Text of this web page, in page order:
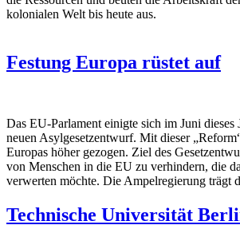
kolonialen Welt bis heute aus.
Festung Europa rüstet auf
Das EU-Parlament einigte sich im Juni dieses
neuen Asylgesetzentwurf. Mit dieser
Europas höher gezogen. Ziel des
von Menschen in die EU zu verhindern, die
verwerten möchte. Die Ampelregierung trägt
Technische Universität